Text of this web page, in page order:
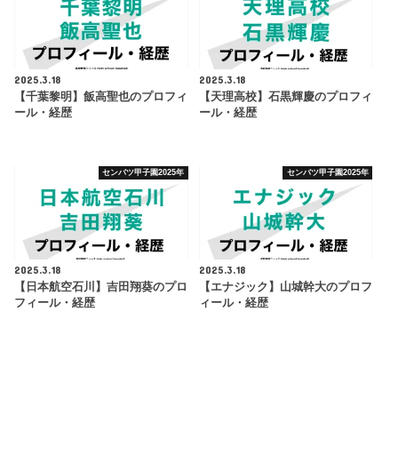
2025.3.18
【千葉黎明】飯高聖也のプロフィ
ール・経歴
2025.3.18
【天理高校】石黒輝慶のプロフィ
ール・経歴
センバツ甲子園2025年
2025.3.18
【日本航空石川】吉田翔葵のプロ
フィール・経歴
センバツ甲子園2025年
2025.3.18
【エナジック】山城幹大のプロフ
ィール・経歴